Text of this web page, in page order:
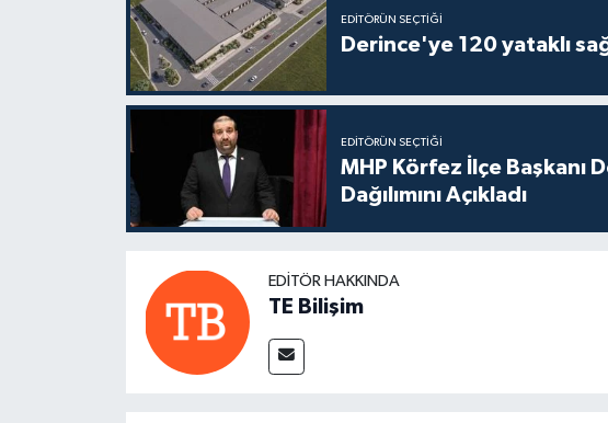
EDITÖRÜN SEÇTIĞI
Derince'ye 120 yataklı
EDITÖRÜN SEÇTIĞI
MHP Körfez İlçe Başkanı
Dağılımını Açıkladı
EDITÖR HAKKINDA
TE Bilişim